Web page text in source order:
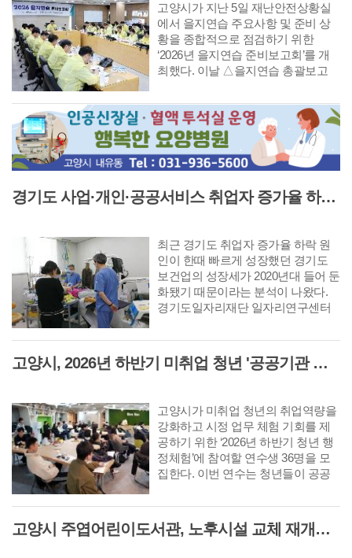
연출이 감각적인 움직임과 무대 언어
를 더해 완성한 탐미적 창극이다.
고양시가 지난 5일 재난안전상황실
에서 을지연습 주요사항 및 준비 상
황을 종합적으로 점검하기 위한
‘2026년 을지연습 준비보고회’를 개
최했다. 이날 △을지연습 총괄보고
△지난해 문제점 및 조치결과 보고
순으로 진행됐다.
경기도 사업·개인·공공서비스 취업자 증가율 하락 '보건업 성장 둔화가 주원인'
최근 경기도 취업자 증가율 하락 원
인이 한때 빠르게 성장했던 경기도
보건업의 성장세가 2020년대 들어 둔
화됐기 때문이라는 분석이 나왔다.
경기도일자리재단 일자리연구센터
슈리포트 ‘최근 경기도 사업·개인·공
공서비스 취업자 증가율 하락 원인
분석’을 발간했다.
고양시, 2026년 하반기 미취업 청년 '공공기관 행정체험' 연수생 36명 모집
고양시가 미취업 청년의 취업역량을
강화하고 시정 업무 체험 기회를 제
공하기 위한 ‘2026년 하반기 청년 행
정체험’에 참여할 연수생 36명을 모
집한다. 이번 연수는 청년들이 공공
시정에 대한 이해를 높이고 향후 본
인의 진로를 탐색하는 데 도움을 주
기 위해 마련됐다.
고양시 주엽어린이도서관, 노후시설 교체 재개관 '다락·아기 독서공간 등 조성'